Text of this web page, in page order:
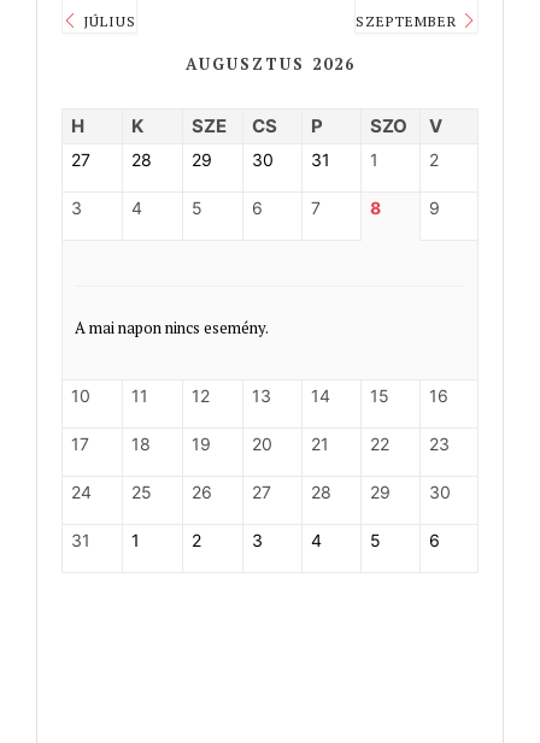
JÚLIUS
AUGUSZTUS 2026
SZEPTEMBER
H K SZE CS P SZO V
27 28 29 30 31 1 2
3 4 5 6 7 8 9
A mai napon nincs esemény.
10 11 12 13 14 15 16
17 18 19 20 21 22 23
24 25 26 27 28 29 30
31 1 2 3 4 5 6